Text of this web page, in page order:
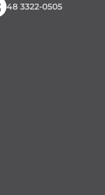
48 3322-0505